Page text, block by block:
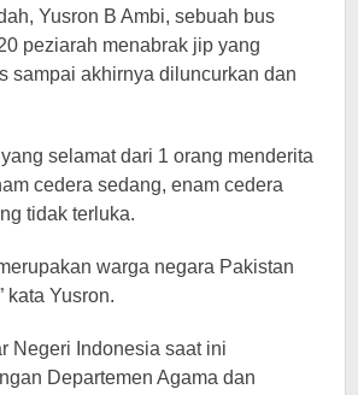
Yusron B Ambi, sebuah bus
peziarah menabrak jip yang
sampai akhirnya diluncurkan dan
selamat dari 1 orang menderita
cedera sedang, enam cedera
tidak terluka.
warga negara Pakistan
kata Yusron.
Negeri Indonesia saat ini
Departemen Agama dan